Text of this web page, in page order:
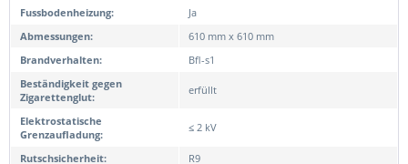
Fussbodenheizung:
Ja
Abmessungen:
610 mm x 610 mm
Brandverhalten:
Bfl-s1
Beständigkeit gegen
Zigarettenglut:
erfüllt
Elektrostatische
Grenzaufladung:
≤ 2 kV
Rutschsicherheit: R9